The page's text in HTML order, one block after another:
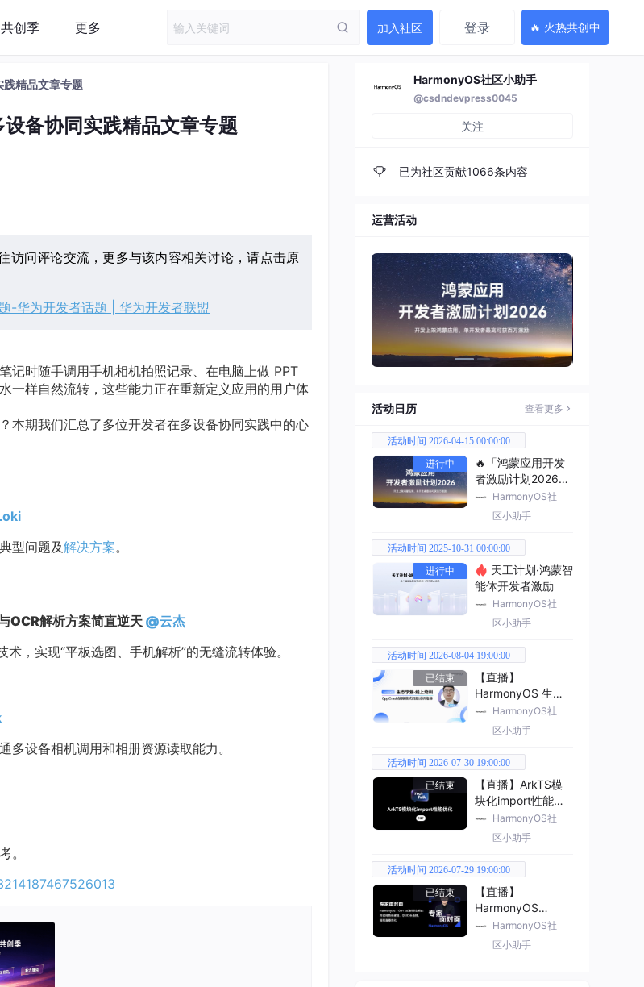
共创季 更多 加入社区 登录 🔥 火热共创中
践精品文章专题
备协同实践精品文章专题
访问评论交流，更多与该内容相关讨论，请点击原
-华为开发者话题 | 华为开发者联盟
时随手调用手机相机拍照记录、在电脑上做 PPT
一样自然流转，这些能力正在重新定义应用的用户体
本期我们汇总了多位开发者在多设备协同实践中的心
型问题及解决方案。
OCR解析方案简直逆天 @云杰
，实现“平板选图、手机解析”的无缝流转体验。
设备相机调用和相册资源读取能力。
。
HarmonyOS社区小助手
@csdndevpress0045
关注
已为社区贡献1066条内容
运营活动
活动日历 查看更多
活动时间 2026-04-15 00:00:00
进行中
🔥「鸿蒙应用开发
者激励计划2026」
已开启HarmonyOS社
区小助手
活动时间 2025-10-31 00:00:00
进行中
能体开发者激励
HarmonyOS社
区小助手
活动时间 2026-08-04 19:00:00
已结束
【直播】
HarmonyOS 生态
学堂·线上培训
HarmonyOS社
区小助手
活动时间 2026-07-30 19:00:00
已结束
【直播】ArkTS模
块化import性能优
化 HarmonyOS社
区小助手
活动时间 2026-07-29 19:00:00
已结束
【直播】
HarmonyOS
7（API 26） 新特
性解读
HarmonyOS社
区小助手